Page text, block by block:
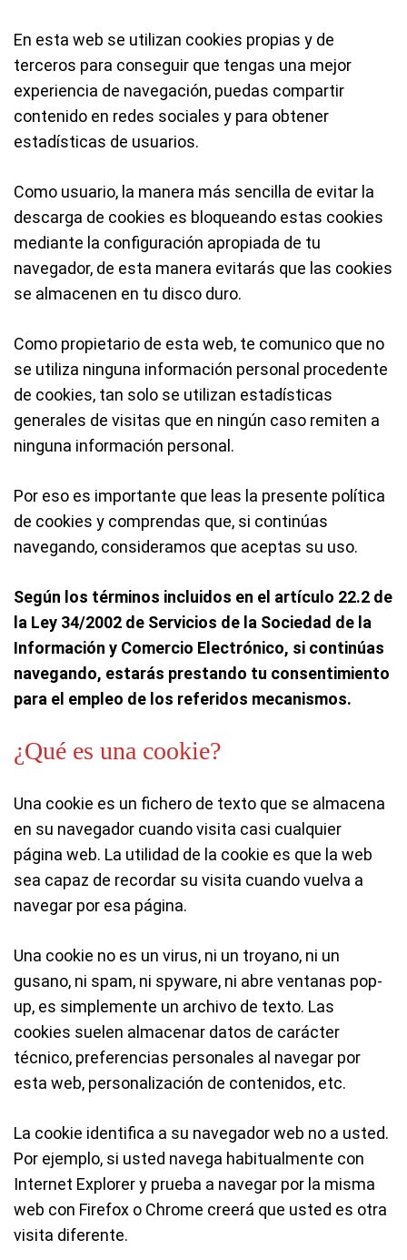
En esta web se utilizan cookies propias y de
terceros para conseguir que tengas una mejor
experiencia de navegación, puedas compartir
contenido en redes sociales y para obtener
estadísticas de usuarios.
Como usuario, la manera más sencilla de evitar la
descarga de cookies es bloqueando estas cookies
mediante la configuración apropiada de tu
navegador, de esta manera evitarás que las cookies
se almacenen en tu disco duro.
Como propietario de esta web, te comunico que no
se utiliza ninguna información personal procedente
de cookies, tan solo se utilizan estadísticas
generales de visitas que en ningún caso remiten a
ninguna información personal.
Por eso es importante que leas la presente política
de cookies y comprendas que, si continúas
navegando, consideramos que aceptas su uso.
Según los términos incluidos en el artículo 22.2 de
la Ley 34/2002 de Servicios de la Sociedad de la
Información y Comercio Electrónico, si continúas
navegando, estarás prestando tu consentimiento
para el empleo de los referidos mecanismos.
¿Qué es una cookie?
Una cookie es un fichero de texto que se almacena
en su navegador cuando visita casi cualquier
página web. La utilidad de la cookie es que la web
sea capaz de recordar su visita cuando vuelva a
navegar por esa página.
Una cookie no es un virus, ni un troyano, ni un
gusano, ni spam, ni spyware, ni abre ventanas pop-
up, es simplemente un archivo de texto. Las
cookies suelen almacenar datos de carácter
técnico, preferencias personales al navegar por
esta web, personalización de contenidos, etc.
La cookie identifica a su navegador web no a usted.
Por ejemplo, si usted navega habitualmente con
Internet Explorer y prueba a navegar por la misma
web con Firefox o Chrome creerá que usted es otra
visita diferente.